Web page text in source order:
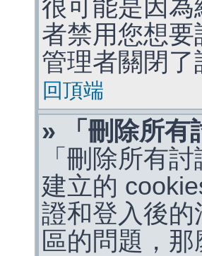
很可能是因
者禁用您想
管理者關閉
回頂端
» 「刪除所有
「刪除所有
建立的
證和登入後
區的問題，